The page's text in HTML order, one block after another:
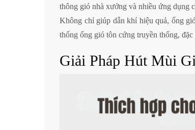
thông gió nhà xưởng và nhiều ứng dụng
Không chỉ giúp dẫn khí hiệu quả, ống
thống ống gió tôn cứng truyền thống,
Giải Pháp Hút Mùi